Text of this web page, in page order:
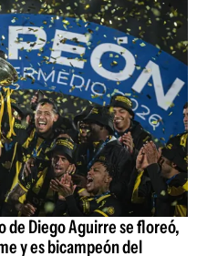
de Diego Aguirre se floreó,
y es bicampeón del